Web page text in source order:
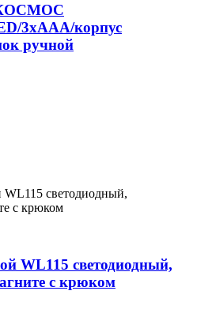
КОСМОС
3xAAА/корпус
ручной
WL115 светодиодный,
с крюком